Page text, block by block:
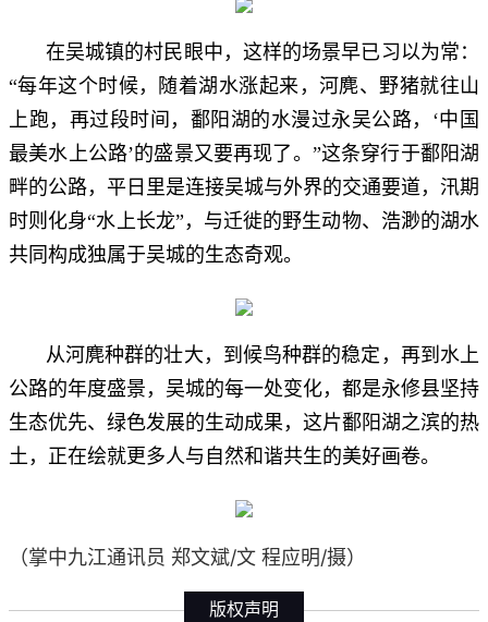
在吴城镇的村民眼中，这样的场景早已习以为常：
“每年这个时候，随着湖水涨起来，河麂、野猪就往山
上跑，再过段时间，鄱阳湖的水漫过永吴公路，‘中国
最美水上公路’的盛景又要再现了。”这条穿行于鄱阳湖
畔的公路，平日里是连接吴城与外界的交通要道，汛期
时则化身“水上长龙”，与迁徙的野生动物、浩渺的湖水
共同构成独属于吴城的生态奇观。
从河麂种群的壮大，到候鸟种群的稳定，再到水上
公路的年度盛景，吴城的每一处变化，都是永修县坚持
生态优先、绿色发展的生动成果，这片鄱阳湖之滨的热
土，正在绘就更多人与自然和谐共生的美好画卷。
（掌中九江通讯员 郑文斌/文 程应明/摄）
版权声明